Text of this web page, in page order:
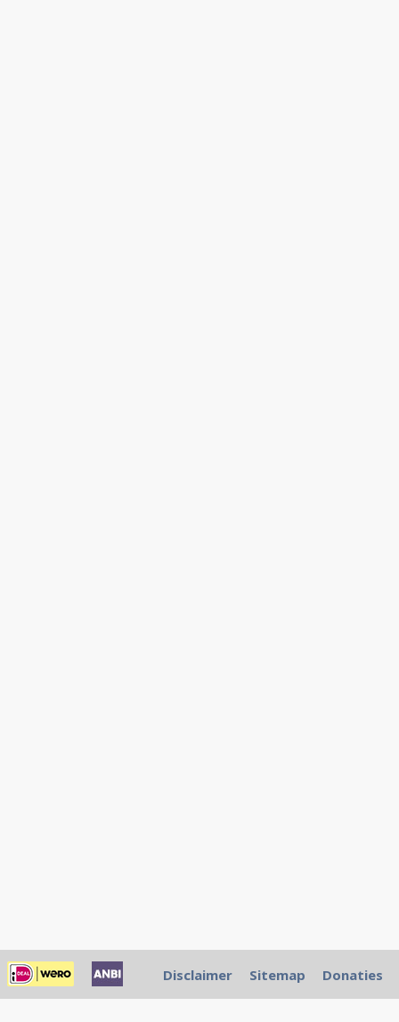
Disclaimer Sitemap Donaties